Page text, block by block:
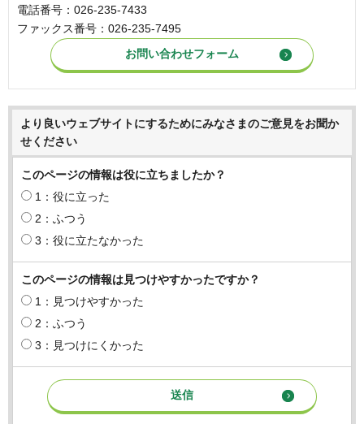
電話番号：026-235-7433
ファックス番号：026-235-7495
より良いウェブサイトにするためにみなさまのご意見をお聞か
せください
このページの情報は役に立ちましたか？
1：役に立った
2：ふつう
3：役に立たなかった
このページの情報は見つけやすかったですか？
1：見つけやすかった
2：ふつう
3：見つけにくかった